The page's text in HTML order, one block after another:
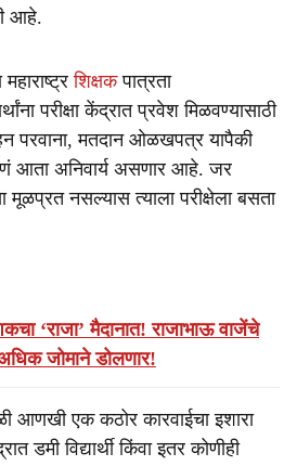
आहे.
शिक्षकपात्रता
परीक्षा केंद्रात प्रवेश मिळवण्यासाठी
परवाना, मतदान ओळखपत्र यापैकी
आता अनिवार्य असणार आहे. जर
मूळप्रत नसल्यास त्याला परीक्षेला बसता
‘राजा’ मैदानात! राजाभाऊ वाजेंचे
जोमाने डोलणार!
आणखी एक कठोर कारवाईचा इशारा
डमी विद्यार्थी किंवा इतर कोणीही